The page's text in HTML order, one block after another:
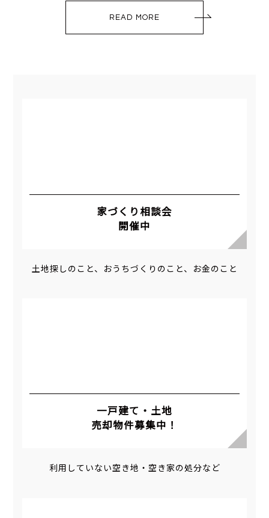
READ MORE
家づくり相談会
開催中
土地探しのこと、おうちづくりのこと、お金のこと
一戸建て・土地
売却物件募集中！
利用していない空き地・空き家の処分など